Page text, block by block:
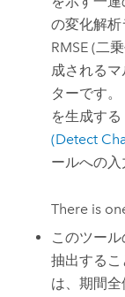
の変化解析
RMSE (二
成される
ターです
を生成する
(Detect
ールへの入
There is
このツー
抽出する
は、期間